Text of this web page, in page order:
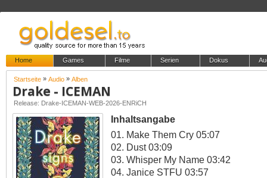
Home Games Filme Serien Dokus
Startseite » Audio » Alben
Drake - ICEMAN
Release: Drake-ICEMAN-WEB-2026-ENRiCH
Inhaltsangabe
01. Make Them Cry 05:07
02. Dust 03:09
03. Whisper My Name 03:42
04. Janice STFU 03:57